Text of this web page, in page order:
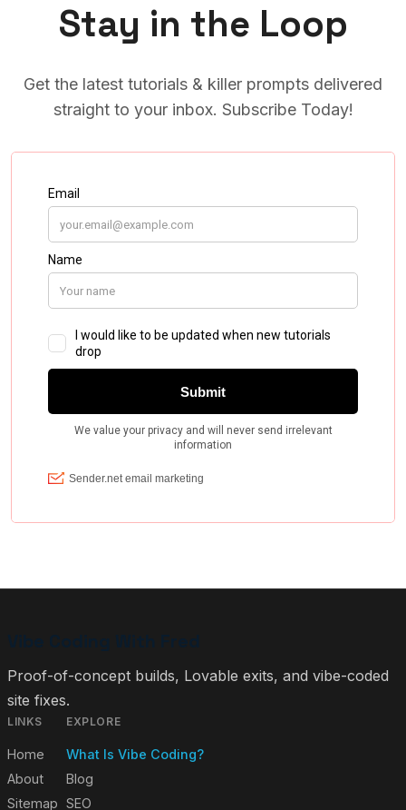
Stay in the Loop
Get the latest tutorials & killer prompts delivered
straight to your inbox. Subscribe Today!
Proof-of-concept builds, Lovable exits, and vibe-coded
site fixes.
LINKS
Home
About
Sitemap
EXPLORE
What Is Vibe Coding?
Blog
SEO